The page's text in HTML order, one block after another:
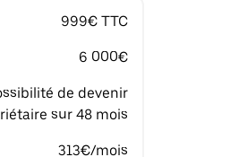
999€ TTC
6 000€
de devenir
sur 48 mois
313€/mois